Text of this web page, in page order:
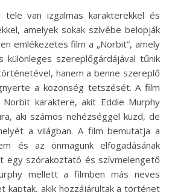
amelyek sokak szívébe belopják
emlékezetes film a „Norbit”, amely
különleges szereplőgárdájával tűnik
hanem a benne szereplő
a közönség tetszését. A film
Norbit karaktere, akit Eddie Murphy
aki számos nehézséggel küzd, de
a világban. A film bemutatja a
és az önmagunk elfogadásának
egy szórakoztató és szívmelengető
mellett a filmben más neves
kaptak, akik hozzájárultak a történet